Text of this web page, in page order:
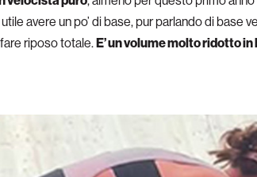
avere un po’ di base, pur parlando di base
riposo totale.E’ un volume molto ridotto